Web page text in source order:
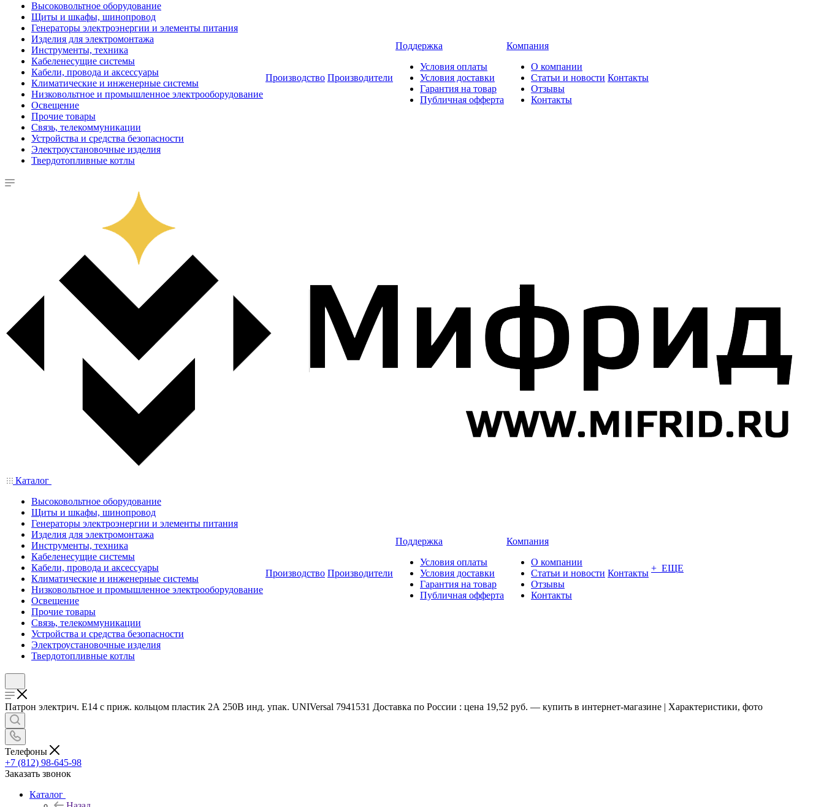
Высоковольтное оборудование
Щиты и шкафы, шинопровод
Генераторы электроэнергии и элементы питания
Изделия для электромонтажа
Инструменты, техника
Кабеленесущие системы
Кабели, провода и аксессуары
Климатические и инженерные системы
Низковольтное и промышленное электрооборудование
Освещение
Прочие товары
Связь, телекоммуникации
Устройства и средства безопасности
Электроустановочные изделия
Твердотопливные котлы
Производство Производители
Поддержка
Условия оплаты
Условия доставки
Гарантия на товар
Публичная офферта
Компания
О компании
Статьи и новости
Отзывы
Контакты
Контакты
Каталог
Высоковольтное оборудование
Щиты и шкафы, шинопровод
Генераторы электроэнергии и элементы питания
Изделия для электромонтажа
Инструменты, техника
Кабеленесущие системы
Кабели, провода и аксессуары
Климатические и инженерные системы
Низковольтное и промышленное электрооборудование
Освещение
Прочие товары
Связь, телекоммуникации
Устройства и средства безопасности
Электроустановочные изделия
Твердотопливные котлы
Производство Производители
Поддержка
Условия оплаты
Условия доставки
Гарантия на товар
Публичная офферта
Компания
О компании
Статьи и новости
Отзывы
Контакты
Контакты + ЕЩЕ
Патрон электрич. E14 с приж. кольцом пластик 2А 250В инд. упак. UNIVersal 7941531 Доставка по России : цена 19,52 руб. — купить в интернет-магазине | Характеристики, фото
Телефоны
+7 (812) 98-645-98
Заказать звонок
Каталог